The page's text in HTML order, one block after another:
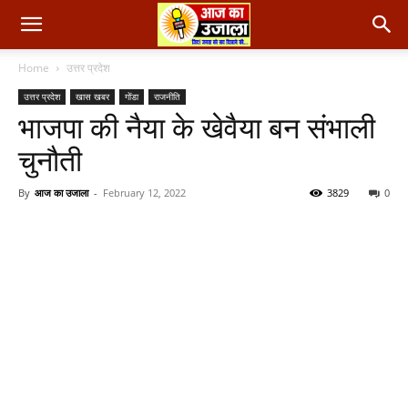
Home उत्तर प्रदेश
उत्तर प्रदेश खास खबर गोंडा राजनीति
भाजपा की नैया के खेवैया बन संभाली
चुनौती
By आज का उजाला - February 12, 2022 0
3829